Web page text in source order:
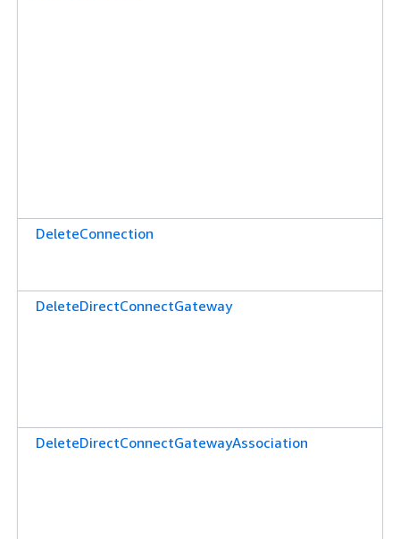
DeleteConnection
DeleteDirectConnectGateway
DeleteDirectConnectGatewayAssociation